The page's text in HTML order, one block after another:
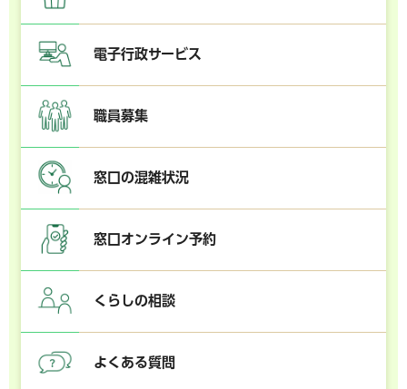
電子行政サービス
職員募集
窓口の混雑状況
窓口オンライン予約
くらしの相談
よくある質問